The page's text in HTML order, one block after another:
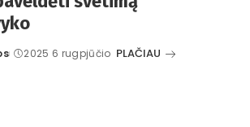
2025 6 rugpjūčio PLAČIAU